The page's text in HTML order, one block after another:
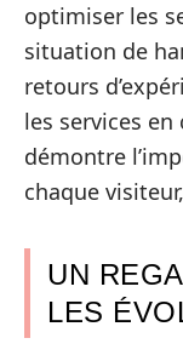
optimiser les
situation de
retours
les services
démontre
chaque
UN
LES